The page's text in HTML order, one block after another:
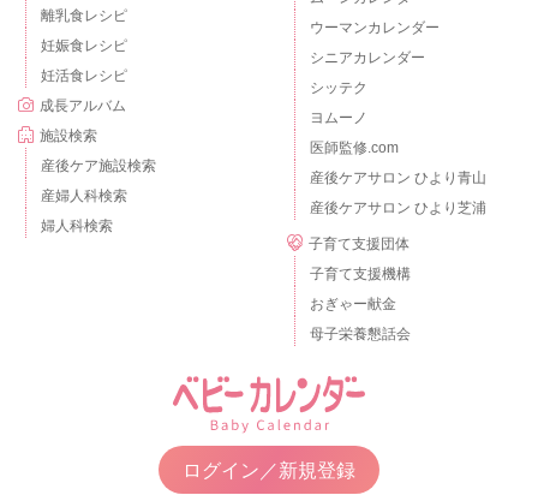
離乳食レシピ
妊娠食レシピ
妊活食レシピ
成長アルバム
施設検索
産後ケア施設検索
産婦人科検索
婦人科検索
ウーマンカレンダー
シニアカレンダー
シッテク
ヨムーノ
医師監修.com
産後ケアサロン ひより青山
産後ケアサロン ひより芝浦
子育て支援団体
子育て支援機構
おぎゃー献金
母子栄養懇話会
ログイン／新規登録